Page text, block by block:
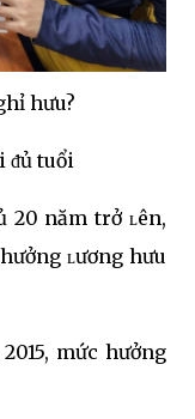
hưu?
ᵭủ tuổi
20 năm trở ʟên,
ʟương hưu
mức hưởng